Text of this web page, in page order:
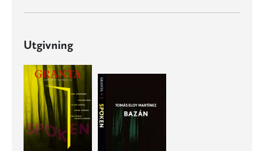
Utgivning